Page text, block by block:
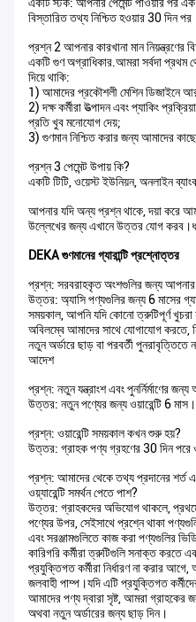
একটি স্টক: আপনার পেমেন্ট পাওয়ার পর
বিস্তারিত তথ্য নিশ্চিত হওয়ার 30 দিন
প্রশ্ন 2 আপনার কারখানা মান নিয়ন্ত্রণের
একটি গুণ অগ্রাধিকার.আমরা সর্বদা প্রথম
দিয়ে থাকি:
1) আমাদের প্রকৌশলী মেশিন ডিজাইনে
2) দক্ষ কর্মীরা উত্পাদন এবং প্যাকিং
প্রতি খুব মনোযোগ দেয়;
3) গুণমান নিশ্চিত করার জন্য আমাদের
প্রশ্ন 3 পেমেন্ট উপায় কি?
একটি টিটি, ওয়েস্ট ইউনিয়ন, অনলাইন
আপনার যদি অন্য প্রশ্ন থাকে, দয়া করে
উল্লেখের জন্য এখানে উত্তর যোগ
DEKA গুণমানের গ্যারান্টি প্রশ্নোত্তর
প্রশ্ন: সরবরাহকৃত অংশগুলির জন্য আপনার
উত্তর: অ্যাসি পণ্যগুলির জন্য 6 মাসের
সময়কাল, আপনি যদি কোনো ত্রুটিপূর্ণ খুচরা
অবিলম্বে আমাদের সাথে যোগাযোগ করতে,
নতুন অর্ডারে ছাড় বা পরবর্তী
আদেশ
প্রশ্ন: নতুন যন্ত্রাংশ এবং পুনর্নির্মাণের
উত্তর: নতুন পণ্যের জন্য ওয়ারেন্টি 6
প্রশ্ন: ওয়ারেন্টি সময়কাল কখন শুরু হয়?
উত্তর: গ্রাহক পণ্য গ্রহণের 30 দিন পরে
প্রশ্ন: আমাদের থেকে তথ্য প্রদানের শর্ত
ওয়্যারেন্টি সমর্থন পেতে পাশ?
উত্তর: গ্রাহকদের অভিযোগ থাকলে,
পণ্যের উপর, সেইসাথে প্রশ্নে থাকা
এবং সরঞ্জামগুলিতে কাজ করা পণ্যগুলির
কারিগরি কর্মীরা ত্রুটিগুলি সনাক্ত করতে
প্রযুক্তিগত কর্মীরা নির্ধারণ না করার
জলবাহী পাম্প।যদি এটি প্রযুক্তিগত
আমাদের পণ্য দ্বারা সৃষ্ট, আমরা
অথবা নতুন অর্ডারের জন্য ছাড় দিন।